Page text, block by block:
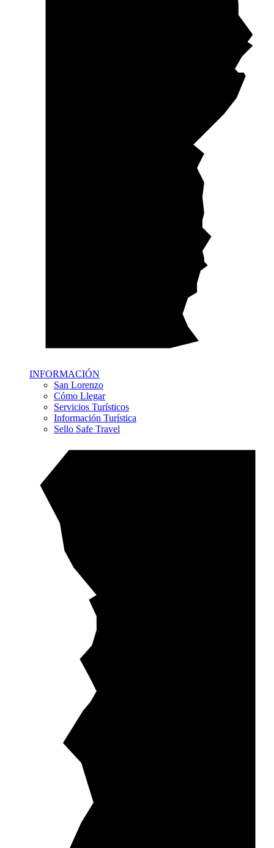
INFORMACIÓN
San Lorenzo
Cómo Llegar
Servicios Turísticos
Información Turística
Sello Safe Travel